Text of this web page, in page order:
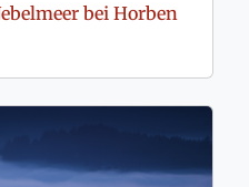
bei Horben